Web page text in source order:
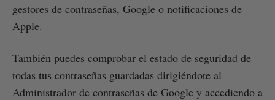
gestores de contraseñas, Google o notificaciones de
Apple.
También puedes comprobar el estado de seguridad de
todas tus contraseñas guardadas dirigiéndote al
Administrador de contraseñas de Google y accediendo a